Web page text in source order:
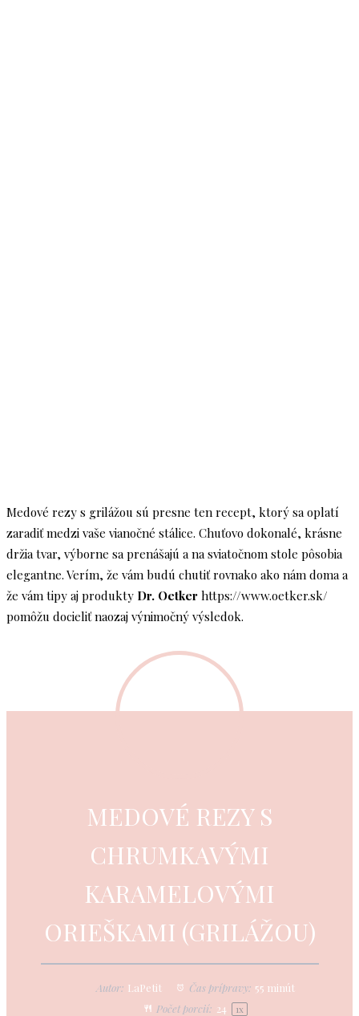
Medové rezy s grilážou sú presne ten recept, ktorý sa oplatí
zaradiť medzi vaše vianočné stálice. Chuťovo dokonalé, krásne
držia tvar, výborne sa prenášajú a na sviatočnom stole pôsobia
elegantne. Verím, že vám budú chutiť rovnako ako nám doma a
že vám tipy aj produkty Dr. Oetker https://www.oetker.sk/
pomôžu docieliť naozaj výnimočný výsledok.
MEDOVÉ REZY S
CHRUMKAVÝMI
KARAMELOVÝMI
ORIEŠKAMI (GRILÁŽOU)
Autor: LaPetit Čas prípravy: 55 minút
Počet porcií: 24 1x